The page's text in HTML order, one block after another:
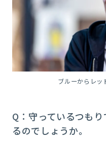
ブルーからレッ
Q：守っているつも
るのでしょうか。